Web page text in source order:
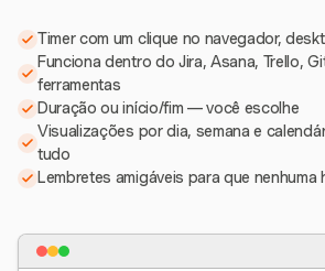
Timer com um clique no navegador,
Funciona dentro do Jira, Asana, Trello,
ferramentas
Duração ou início/fim — você escolhe
Visualizações por dia, semana e
tudo
Lembretes amigáveis para que nenhuma